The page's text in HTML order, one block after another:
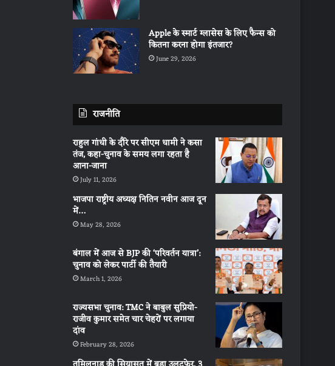
Apple के स्मार्ट ग्लासेस के लिए फैन्स को
कितना करना होगा इंतजार?
June 29, 2026
राजनीति
राहुल गांधी के दौरे पर सीएम धामी ने कसा
तंज, कहा-चुनाव के समय लगा रहता है
आना-जाना
July 11, 2026
भाजपा राष्ट्रीय अध्यक्ष नितिन नवीन आज दून
में…
May 28, 2026
बंगाल में आज से BJP की ‘परिवर्तन यात्रा’:
चुनाव को लेकर पार्टी की तैयारी
March 1, 2026
राज्यसभा चुनाव: TMC ने बाबुल सुप्रियो-
राजीव कुमार समेत चार चेहरों पर लगाया
दांव
February 28, 2026